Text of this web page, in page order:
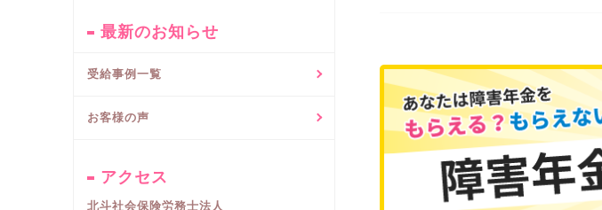
最新のお知らせ
受給事例一覧
お客様の声
アクセス
北斗社会保険労務士法人